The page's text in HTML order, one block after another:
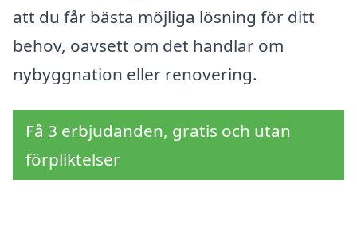
att du får bästa möjliga lösning för ditt
behov, oavsett om det handlar om
nybyggnation eller renovering.
Få 3 erbjudanden, gratis och utan
förpliktelser